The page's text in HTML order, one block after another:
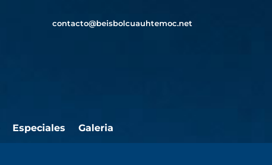
contacto@beisbolcuauhtemoc.net
Especiales Galeria